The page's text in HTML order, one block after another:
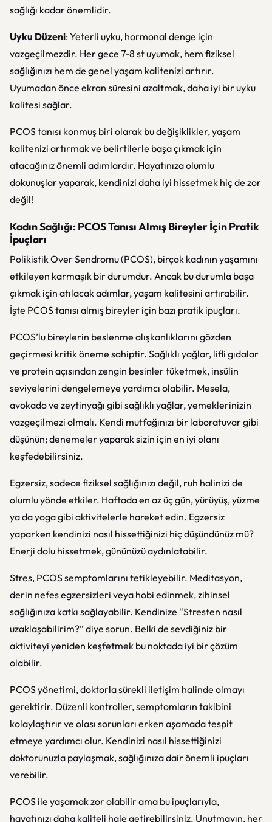
sağlığı kadar önemlidir.
Uyku Düzeni: Yeterli uyku, hormonal denge için
vazgeçilmezdir. Her gece 7-8 st uyumak, hem fiziksel
sağlığınızı hem de genel yaşam kalitenizi artırır.
Uyumadan önce ekran süresini azaltmak, daha iyi bir uyku
kalitesi sağlar.
PCOS tanısı konmuş biri olarak bu değişiklikler, yaşam
kalitenizi artırmak ve belirtilerle başa çıkmak için
atacağınız önemli adımlardır. Hayatınıza olumlu
dokunuşlar yaparak, kendinizi daha iyi hissetmek hiç de zor
değil!
Kadın Sağlığı: PCOS Tanısı Almış Bireyler İçin Pratik
İpuçları
Polikistik Over Sendromu (PCOS), birçok kadının yaşamını
etkileyen karmaşık bir durumdur. Ancak bu durumla başa
çıkmak için atılacak adımlar, yaşam kalitesini artırabilir.
İşte PCOS tanısı almış bireyler için bazı pratik ipuçları.
PCOS’lu bireylerin beslenme alışkanlıklarını gözden
geçirmesi kritik öneme sahiptir. Sağlıklı yağlar, lifli gıdalar
ve protein açısından zengin besinler tüketmek, insülin
seviyelerini dengelemeye yardımcı olabilir. Mesela,
avokado ve zeytinyağı gibi sağlıklı yağlar, yemeklerinizin
vazgeçilmezi olmalı. Kendi mutfağınızı bir laboratuvar gibi
düşünün; denemeler yaparak sizin için en iyi olanı
keşfedebilirsiniz.
Egzersiz, sadece fiziksel sağlığınızı değil, ruh halinizi de
olumlu yönde etkiler. Haftada en az üç gün, yürüyüş, yüzme
ya da yoga gibi aktivitelerle hareket edin. Egzersiz
yaparken kendinizi nasıl hissettiğinizi hiç düşündünüz mü?
Enerji dolu hissetmek, gününüzü aydınlatabilir.
Stres, PCOS semptomlarını tetikleyebilir. Meditasyon,
derin nefes egzersizleri veya hobi edinmek, zihinsel
sağlığınıza katkı sağlayabilir. Kendinize “Stresten nasıl
uzaklaşabilirim?” diye sorun. Belki de sevdiğiniz bir
aktiviteyi yeniden keşfetmek bu noktada iyi bir çözüm
olabilir.
PCOS yönetimi, doktorla sürekli iletişim halinde olmayı
gerektirir. Düzenli kontroller, semptomların takibini
kolaylaştırır ve olası sorunları erken aşamada tespit
etmeye yardımcı olur. Kendinizi nasıl hissettiğinizi
doktorunuzla paylaşmak, sağlığınıza dair önemli ipuçları
verebilir.
PCOS ile yaşamak zor olabilir ama bu ipuçlarıyla,
hayatınızı daha kaliteli hale getirebilirsiniz. Unutmayın, her